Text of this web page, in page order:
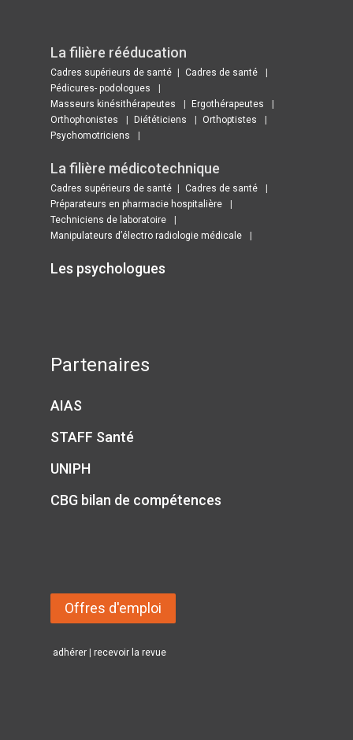
La filière rééducation
Cadres supérieurs de santé
Cadres de santé
Pédicures- podologues
Masseurs kinésithérapeutes
Ergothérapeutes
Orthophonistes
Diététiciens
Orthoptistes
Psychomotriciens
La filière médicotechnique
Cadres supérieurs de santé
Cadres de santé
Préparateurs en pharmacie hospitalière
Techniciens de laboratoire
Manipulateurs d’électro radiologie médicale
Les psychologues ​
Partenaires
AIAS
STAFF Santé
UNIPH
CBG bilan de compétences
Offres d'emploi
adhérer recevoir la revue